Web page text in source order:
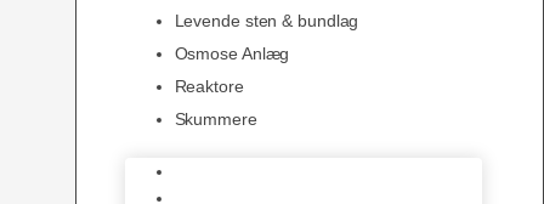
Levende sten & bundlag
Osmose Anlæg
Reaktore
Skummere